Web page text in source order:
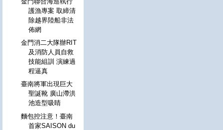
護漁專案 取締清
除越界陸船非法
佈網
金門消二大隊辦RIT
及消防人員自救
技能組訓 演練過
程逼真
臺南將軍出現巨大
聖誕靴 廣山滯洪
池造型吸睛
麵包控注意！臺南
首家SAISON du